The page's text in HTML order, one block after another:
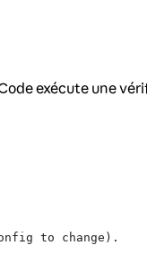
exécute une
to change).